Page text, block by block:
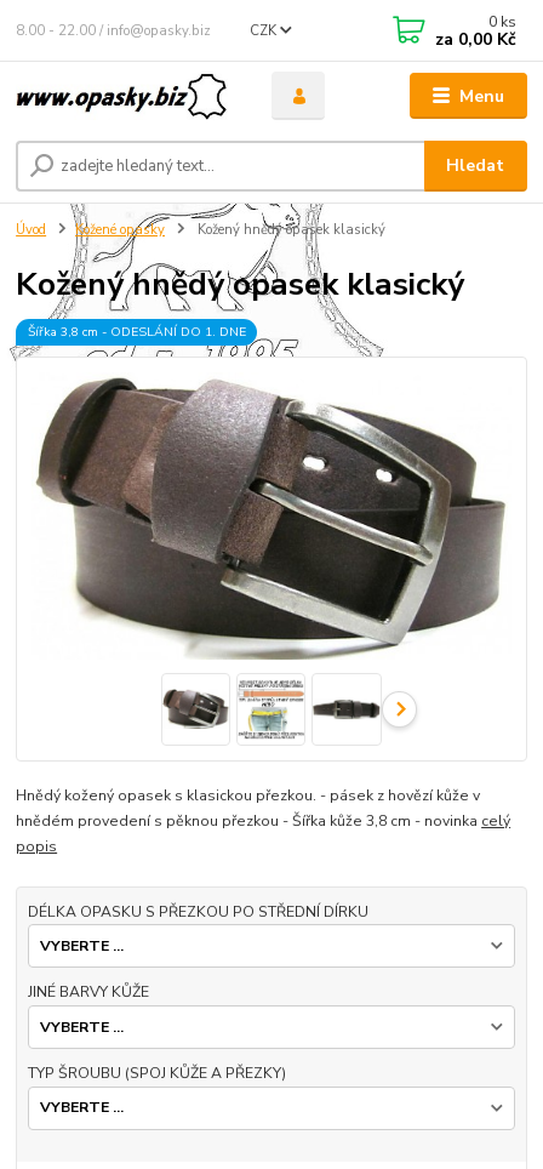
Menu
CZK
Hledat
8.00 - 22.00 / info@opasky.biz 0 ks
za 0,00 Kč
Úvod Kožené opasky Kožený hnědý opasek klasický
Kožený hnědý opasek klasický
Šířka 3,8 cm - ODESLÁNÍ DO 1. DNE
Hnědý kožený opasek s klasickou přezkou. - pásek z hovězí kůže v
hnědém provedení s pěknou přezkou - Šířka kůže 3,8 cm - novinka celý
popis
DÉLKA OPASKU S PŘEZKOU PO STŘEDNÍ DÍRKU
JINÉ BARVY KŮŽE
TYP ŠROUBU (SPOJ KŮŽE A PŘEZKY)